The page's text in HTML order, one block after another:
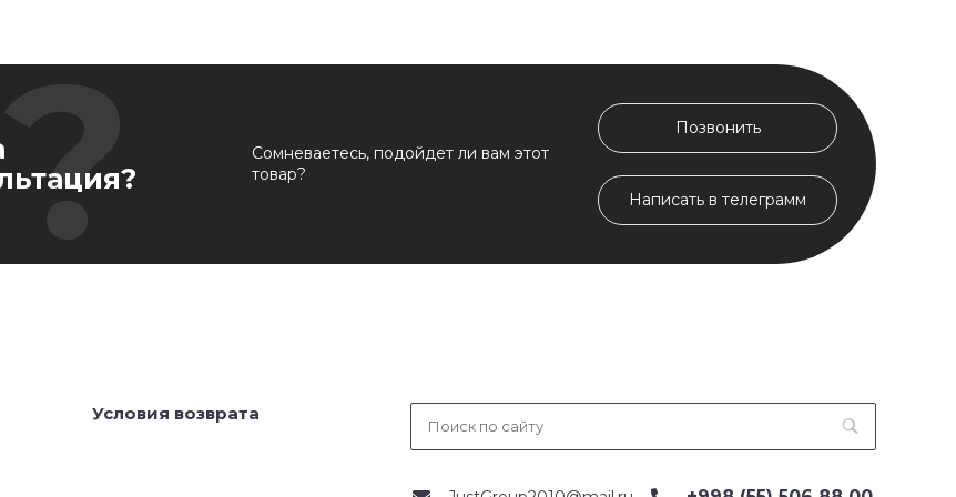
Сомневаетесь, подойдет ли вам этот
товар?
Позвонить
Написать в телеграмм
Условия возврата